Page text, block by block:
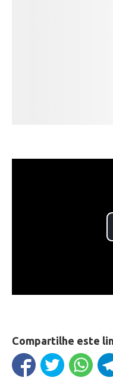
Compartilhe este